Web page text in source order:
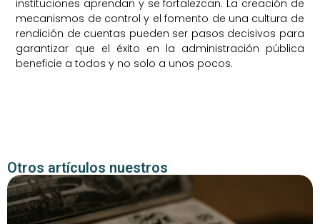
instituciones aprendan y se fortalezcan. La creación de
mecanismos de control y el fomento de una cultura de
rendición de cuentas pueden ser pasos decisivos para
garantizar que el éxito en la administración pública
beneficie a todos y no solo a unos pocos.
Otros artículos nuestros